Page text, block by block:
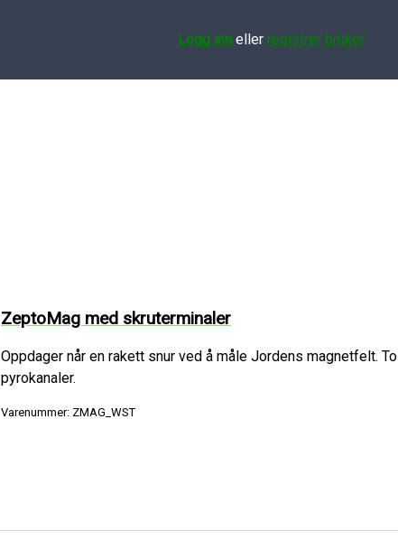
Logg inneller registrer bruker
ZeptoMag med skruterminaler
Oppdager når en rakett snur ved å måle Jordens magnetfelt. To
pyrokanaler.
Varenummer: ZMAG_WST